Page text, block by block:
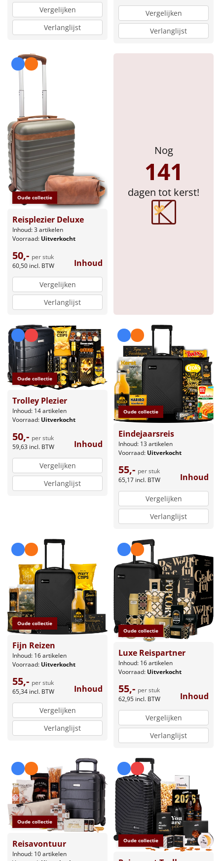
Particulier
Relatiegeschenken
Cadeaubon
Alle overige
Vergelijken
Verlanglijst
Vergelijken
Verlanglijst
Oude collectie
Reisplezier Deluxe
Inhoud: 3 artikelen
Voorraad: Uitverkocht
50,- per stuk
60,50 incl. BTW Inhoud
Vergelijken
Verlanglijst
Nog
141
dagen tot kerst!
Oude collectie
Trolley Plezier
Inhoud: 14 artikelen
Voorraad: Uitverkocht
50,- per stuk
59,63 incl. BTW Inhoud
Vergelijken
Verlanglijst
Oude collectie
Eindejaarsreis
Inhoud: 13 artikelen
Voorraad: Uitverkocht
55,- per stuk
65,17 incl. BTW Inhoud
Vergelijken
Verlanglijst
Oude collectie
Fijn Reizen
Inhoud: 16 artikelen
Voorraad: Uitverkocht
55,- per stuk
65,34 incl. BTW Inhoud
Vergelijken
Verlanglijst
Oude collectie
Luxe Reispartner
Inhoud: 16 artikelen
Voorraad: Uitverkocht
55,- per stuk
62,95 incl. BTW Inhoud
Vergelijken
Verlanglijst
Oude collectie
Reisavontuur
Inhoud: 10 artikelen
Oude collectie